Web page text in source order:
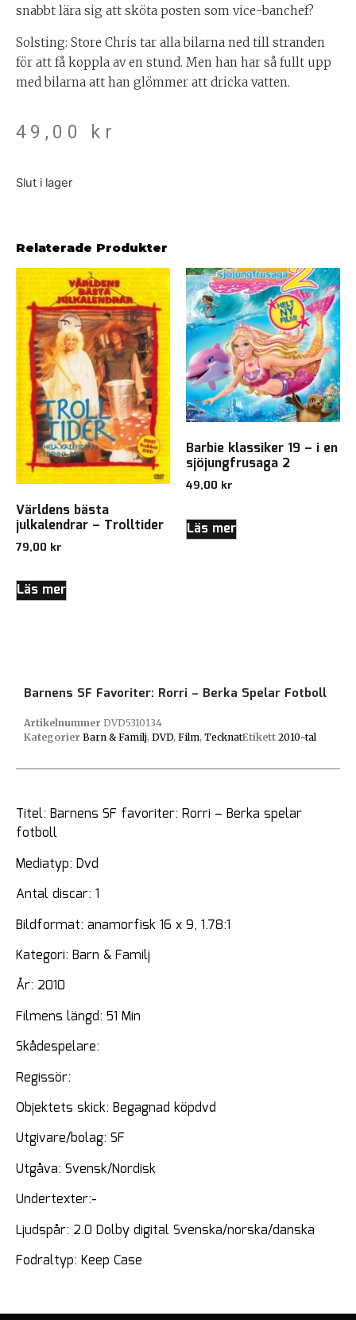
snabbt lära sig att sköta posten som vice-banchef?
Solsting: Store Chris tar alla bilarna ned till stranden
för att få koppla av en stund. Men han har så fullt upp
med bilarna att han glömmer att dricka vatten.
49,00 kr
Slut i lager
Barnens SF Favoriter: Rorri – Berka Spelar Fotboll
Artikelnummer DVD5310134
Kategorier Barn & Familj, DVD, Film, TecknatEtikett 2010-tal
Titel: Barnens SF favoriter: Rorri – Berka spelar
fotboll
Mediatyp: Dvd
Antal discar: 1
Bildformat: anamorfisk 16 x 9, 1.78:1
Kategori: Barn & Familj
År: 2010
Filmens längd: 51 Min
Skådespelare:
Regissör:
Objektets skick: Begagnad köpdvd
Utgivare/bolag: SF
Utgåva: Svensk/Nordisk
Undertexter:-
Ljudspår: 2.0 Dolby digital Svenska/norska/danska
Fodraltyp: Keep Case
Relaterade Produkter
Världens bästa
julkalendrar – Trolltider
79,00 kr
Läs mer
Barbie klassiker 19 – i en
sjöjungfrusaga 2
49,00 kr
Läs mer